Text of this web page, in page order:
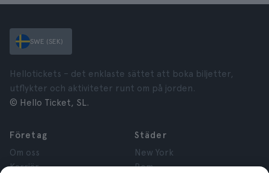
SWE (SEK)
Hellotickets – det enklaste sättet att boka biljetter,
utflykter och aktiviteter runt om på jorden.
© Hello Ticket, SL.
Företag
Om oss
Karriär
Städer
New York
Rom